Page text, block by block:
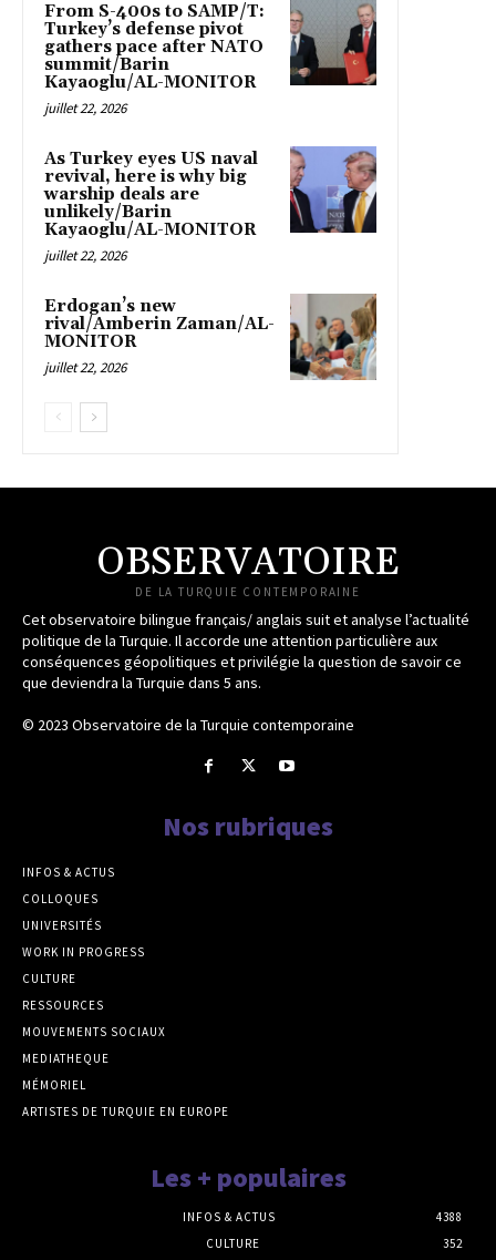
From S-400s to SAMP/T:
Turkey’s defense pivot
gathers pace after NATO
summit/Barin
Kayaoglu/AL-MONITOR
juillet 22, 2026
As Turkey eyes US naval
revival, here is why big
warship deals are
unlikely/Barin
Kayaoglu/AL-MONITOR
juillet 22, 2026
Erdogan’s new
rival/Amberin Zaman/AL-
MONITOR
juillet 22, 2026
OBSERVATOIRE
DE LA TURQUIE CONTEMPORAINE
Cet observatoire bilingue français/ anglais suit et analyse l’actualité
politique de la Turquie. Il accorde une attention particulière aux
conséquences géopolitiques et privilégie la question de savoir ce
que deviendra la Turquie dans 5 ans.
© 2023 Observatoire de la Turquie contemporaine
Nos rubriques
INFOS & ACTUS
COLLOQUES
UNIVERSITÉS
WORK IN PROGRESS
CULTURE
RESSOURCES
MOUVEMENTS SOCIAUX
MEDIATHEQUE
MÉMORIEL
ARTISTES DE TURQUIE EN EUROPE
Les + populaires
INFOS & ACTUS
4388
CULTURE
352